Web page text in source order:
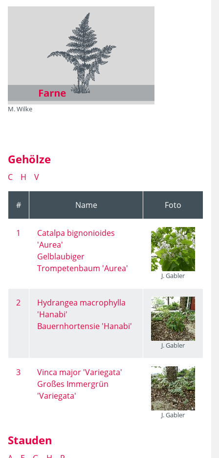
M. Wilke
Gehölze
C H V
# Name Foto
1
Catalpa bignonioides
'Aurea'
Gelblaubiger
Trompetenbaum 'Aurea'
J. Gabler
2
Hydrangea macrophylla
'Hanabi'
Bauernhortensie 'Hanabi'
J. Gabler
3
Vinca major 'Variegata'
Großes Immergrün
'Variegata'
J. Gabler
Stauden